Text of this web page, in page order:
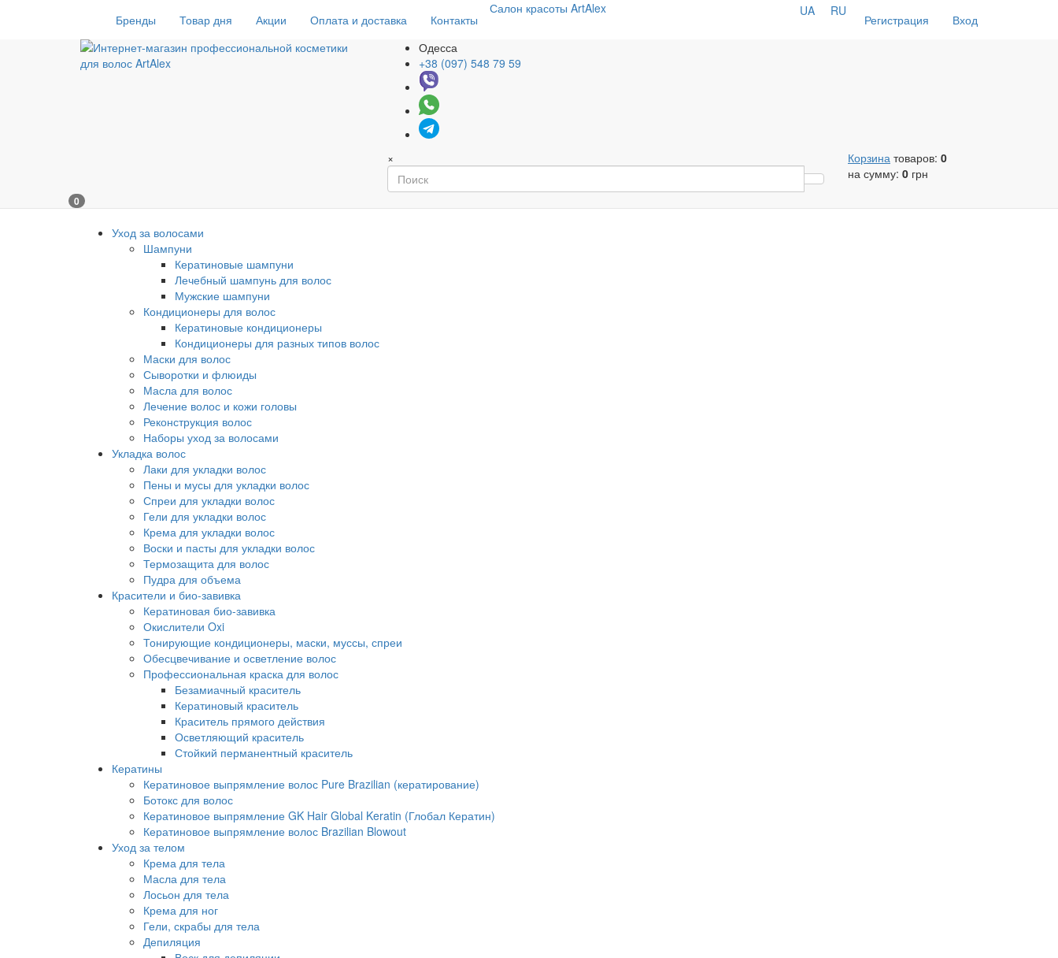
Бренды Товар дня Акции Оплата и доставка Контакты
Салон красоты ArtAlex
Регистрация Вход
UA RU
Одесса
+38 (097) 548 79 59
× Корзина товаров: 0
на сумму: 0 грн
0
Уход за волосами
Шампуни
Кератиновые шампуни
Лечебный шампунь для волос
Мужские шампуни
Кондиционеры для волос
Кератиновые кондиционеры
Кондиционеры для разных типов волос
Маски для волос
Сыворотки и флюиды
Масла для волос
Лечение волос и кожи головы
Реконструкция волос
Наборы уход за волосами
Укладка волос
Лаки для укладки волос
Пены и мусы для укладки волос
Спреи для укладки волос
Гели для укладки волос
Крема для укладки волос
Воски и пасты для укладки волос
Термозащита для волос
Пудра для объема
Красители и био-завивка
Кератиновая био-завивка
Окислители Oxi
Тонирующие кондиционеры, маски, муссы, спреи
Обесцвечивание и осветление волос
Профессиональная краска для волос
Безамиачный краситель
Кератиновый краситель
Краситель прямого действия
Осветляющий краситель
Стойкий перманентный краситель
Кератины
Кератиновое выпрямление волос Pure Brazilian (кератирование)
Ботокс для волос
Кератиновое выпрямление GK Hair Global Keratin (Глобал Кератин)
Кератиновое выпрямление волос Brazilian Blowout
Уход за телом
Крема для тела
Масла для тела
Лосьон для тела
Крема для ног
Гели, скрабы для тела
Депиляция